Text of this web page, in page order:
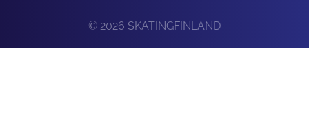
© 2026 SKATINGFINLAND